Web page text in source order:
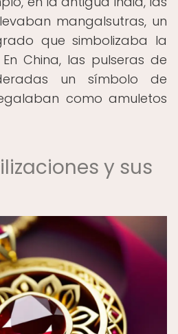
mangalsutras, un
que simbolizaba la
China, las pulseras de
un símbolo de
como amuletos
y sus